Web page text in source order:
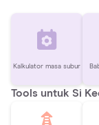
Kalkulator masa subur
Tools untuk Si